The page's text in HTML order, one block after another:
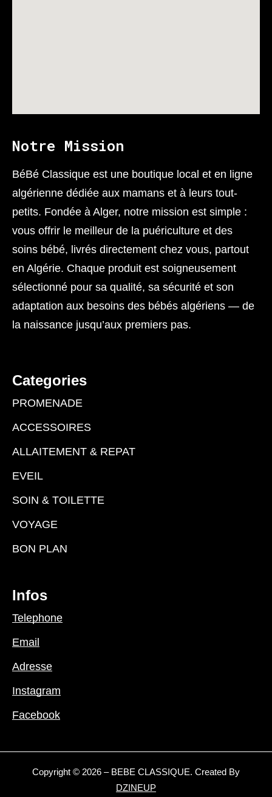
Notre Mission
BéBé Classique est une boutique local et en ligne
algérienne dédiée aux mamans et à leurs tout-
petits. Fondée à Alger, notre mission est simple :
vous offrir le meilleur de la puériculture et des
soins bébé, livrés directement chez vous, partout
en Algérie. Chaque produit est soigneusement
sélectionné pour sa qualité, sa sécurité et son
adaptation aux besoins des bébés algériens — de
la naissance jusqu’aux premiers pas.
Categories
PROMENADE
ACCESSOIRES
ALLAITEMENT & REPAT
EVEIL
SOIN & TOILETTE
VOYAGE
BON PLAN
Infos
Telephone
Email
Adresse
Instagram
Facebook
Copyright © 2026 – BEBE CLASSIQUE. Created By
DZINEUP